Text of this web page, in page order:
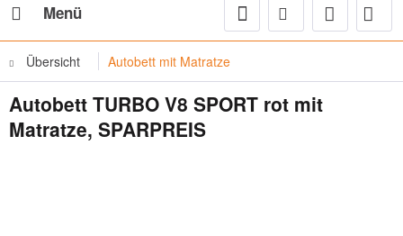
Menü
Übersicht Autobett mit Matratze
Autobett TURBO V8 SPORT rot mit
Matratze, SPARPREIS